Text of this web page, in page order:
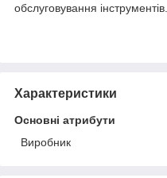
обслуговування інструментів.
Характеристики
Основні атрибути
Виробник